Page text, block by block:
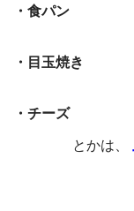
・食パン
・目玉焼き
・チーズ
とかは、